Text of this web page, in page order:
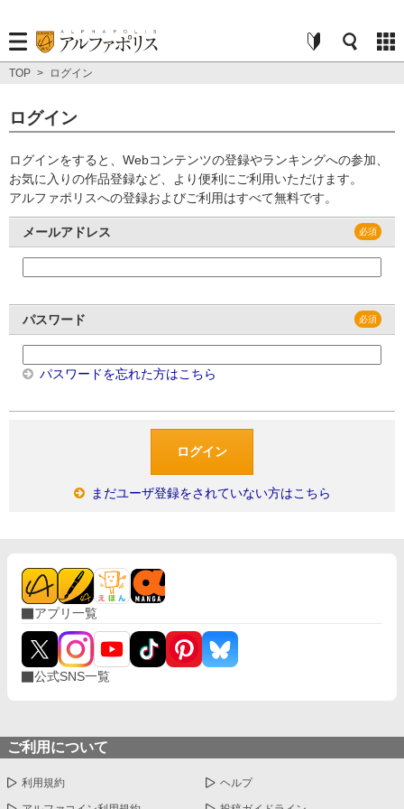
TOP > ログイン
ログイン
ログインをすると、Webコンテンツの登録やランキングへの参加、
お気に入りの作品登録など、より便利にご利用いただけます。
アルファポリスへの登録およびご利用はすべて無料です。
メールアドレス
パスワード
パスワードを忘れた方はこちら
まだユーザ登録をされていない方はこちら
アプリ一覧
公式SNS一覧
ご利用について
利用規約 ヘルプ